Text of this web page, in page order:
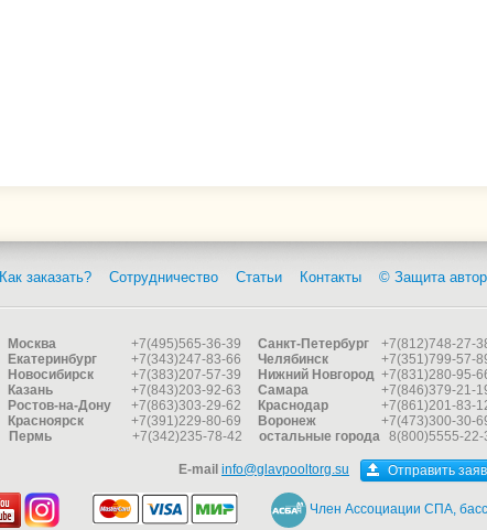
Как заказать? Сотрудничество Статьи Контакты © Защита
Москва +7(495)565-36-39 Санкт-Петербург
+7(812)748-27-
Екатеринбург
+7(343)247-83-66 Челябинск
+7(351)799-57-
Новосибирск
+7(383)207-57-39 Нижний Новгород +7(831)280-95-
Казань
+7(843)203-92-63 Самара
+7(846)379-21-
Ростов-на-Дону
+7(863)303-29-62 Краснодар
+7(861)201-83-
Красноярск
+7(391)229-80-69 Воронеж
+7(473)300-30-
Пермь
+7(342)235-78-42 остальные города 8(800)5555-22-
E-mail info@glavpooltorg.su Отправить
Член Ассоциации СПА,